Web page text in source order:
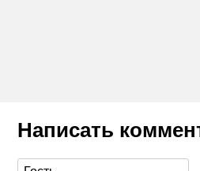
Написать